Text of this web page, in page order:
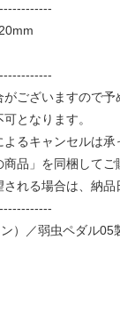
ございますので予
となります。
るキャンセルは承
品」を同梱してご
れる場合は、納品
）／弱虫ペダル05